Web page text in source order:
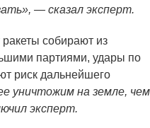
— сказал эксперт.
собирают из
партиями, удары по
риск дальнейшего
уничтожим на земле, чем
эксперт.